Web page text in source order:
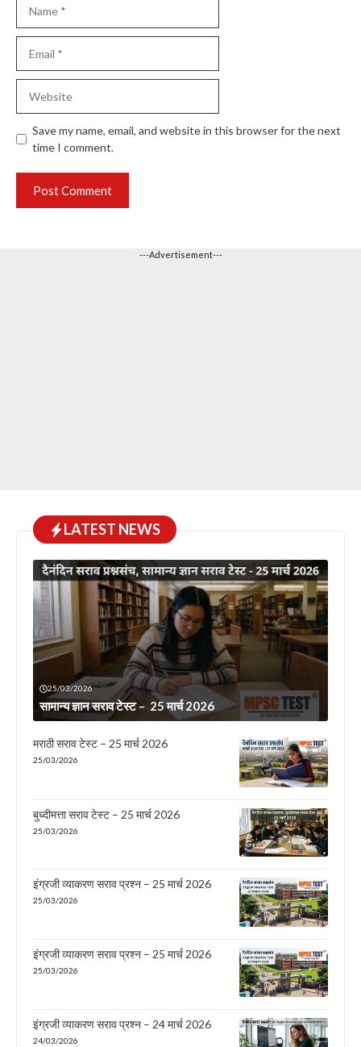
Save my name, email, and website in this browser for the next
time I comment.
---Advertisement---
LATEST NEWS
25/03/2026
सामान्य ज्ञान सराव टेस्ट – 25 मार्च 2026
मराठी सराव टेस्ट – 25 मार्च 2026
25/03/2026
बुध्दीमत्ता सराव टेस्ट – 25 मार्च 2026
25/03/2026
इंग्रजी व्याकरण सराव प्रश्न – 25 मार्च 2026
25/03/2026
इंग्रजी व्याकरण सराव प्रश्न – 25 मार्च 2026
25/03/2026
इंग्रजी व्याकरण सराव प्रश्न – 24 मार्च 2026
24/03/2026